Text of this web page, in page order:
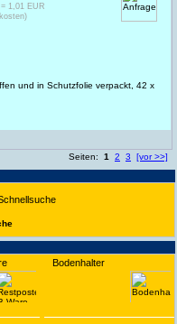
Bodenhalter
und in Schutzfolie verpackt, 42 x
1,01 EUR
Seiten: 1 2 3 [vor >>]